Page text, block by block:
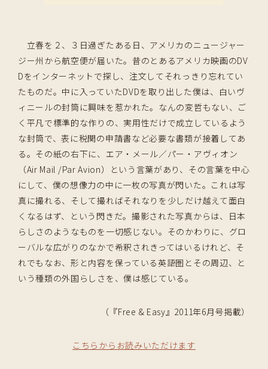
立春を２、３日過ぎたある日、アメリカのニュージャー
ジー州から航空便が届いた。昔のとあるアメリカ映画のDV
Dをインターネットで探し、注文してそれっきり忘れてい
たものだ。中に入っていたDVDを取り出した僕は、白いヴ
ィニールの封筒に興味を惹かれた。なんの変哲もない、ご
く平凡で標準的な作りの、実用性だけで成立しているよう
な封筒で、表に税関の申請書など必要な書類が接着してあ
る。その紙の右下に、エア・メール／パー・アヴィオン
（Air Mail /Par Avion）という言葉があり、その言葉を中心
にして、僕の想像力の中に一枚の写真が閃いた。これは写
真に撮れる、そして撮ればそれなりを少しだけ越えて面白
くなるはず、という閃きだ。撮影された写真からは、日本
らしさのようなものを一切感じない。そのかわりに、グロ
ーバルな広がりのなかで希釈されきってはいるけれど、そ
れでもなお、形と内容を保っている英語圏とその周辺、と
いう種類の外国らしさを、僕は感じている。
（『Free & Easy』2011年6月号掲載）
こちらからお読みいただけます